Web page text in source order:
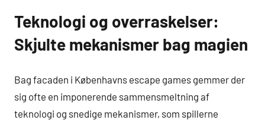
Teknologi og overraskelser:
Skjulte mekanismer bag magien
Bag facaden i Københavns escape games gemmer der
sig ofte en imponerende sammensmeltning af
teknologi og snedige mekanismer, som spillerne